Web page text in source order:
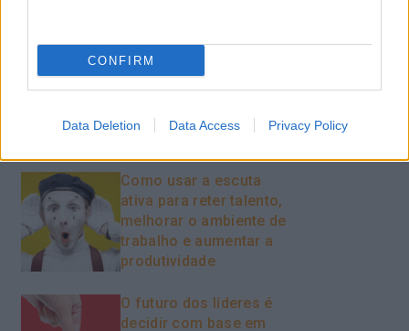
CONFIRM
Data Deletion Data Access Privacy Policy
Feedback fora do
Como usar a escuta
ativa para reter talento,
melhorar o ambiente de
trabalho e aumentar a
produtividade
O futuro dos líderes é
decidir com base em